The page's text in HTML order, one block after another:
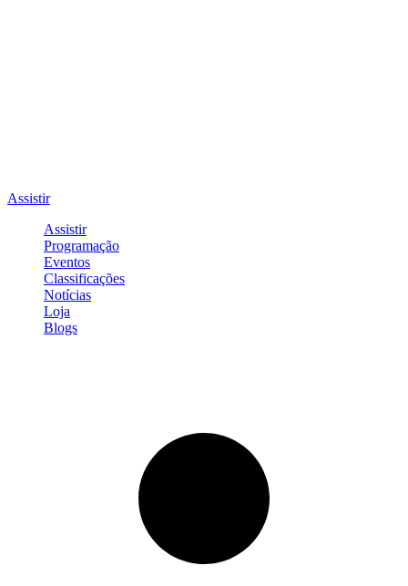
Assistir
Assistir
Programação
Eventos
Classificações
Notícias
Loja
Blogs